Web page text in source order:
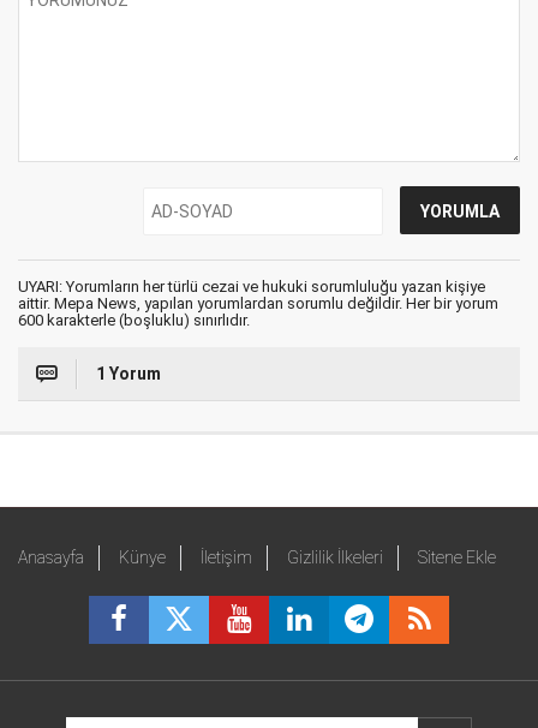
UYARI: Yorumların her türlü cezai ve hukuki sorumluluğu yazan kişiye
aittir. Mepa News, yapılan yorumlardan sorumlu değildir. Her bir yorum
600 karakterle (boşluklu) sınırlıdır.
1 Yorum
Anasayfa Künye İletişim Gizlilik İlkeleri Sitene Ekle